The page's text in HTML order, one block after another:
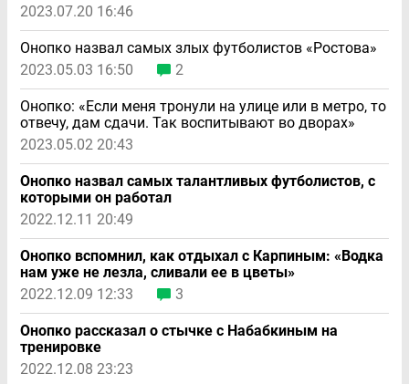
2023.07.20 16:46
Онопко назвал самых злых футболистов «Ростова»
2023.05.03 16:50
2
Онопко: «Если меня тронули на улице или в метро, то
отвечу, дам сдачи. Так воспитывают во дворах»
2023.05.02 20:43
Онопко назвал самых талантливых футболистов, с
которыми он работал
2022.12.11 20:49
Онопко вспомнил, как отдыхал с Карпиным: «Водка
нам уже не лезла, сливали ее в цветы»
2022.12.09 12:33
3
Онопко рассказал о стычке с Набабкиным на
тренировке
2022.12.08 23:23